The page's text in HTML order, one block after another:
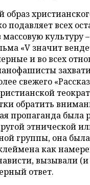
подавляет всех
культуру
«V значит
и во всех
свежего
обратить
пропаганда была
этнической
группы, она
как
вызывали
ответ.